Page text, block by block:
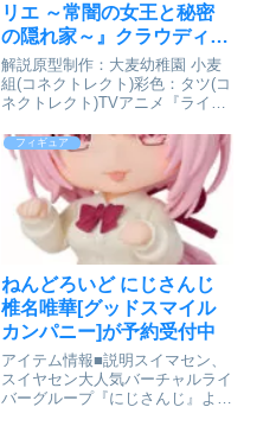
リエ ～常闇の女王と秘密
の隠れ家～』クラウディ
ア・バレンツ 水着ver. 1/7
完成品フィギュア[PROOF]
が予約受付開始
解説原型制作：大麦幼稚園 小麦
組(コネクトレクト)彩色：タツ(コ
ネクトレクト)TVアニメ『ライザ
の隠れ家～』より「クラウディ
ア・バレンツ 水着ver.」がスケー
ルフィギュアとなって登場！水着
姿の「クラウディア・...
フィギュア
ねんどろいど にじさんじ
椎名唯華[グッドスマイル
カンパニー]が予約受付中
アイテム情報■説明スイマセン、
スイヤセン大人気バーチャルライ
バーグループ『にじさんじ』よ